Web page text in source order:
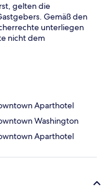
gelten die
Gemäß den
unterliegen
nicht dem
Aparthotel
Washington
Aparthotel